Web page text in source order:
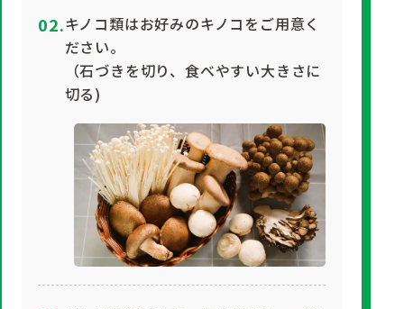
キノコ類はお好みのキノコをご用意く
ださい。
（石づきを切り、食べやすい大きさに
切る)